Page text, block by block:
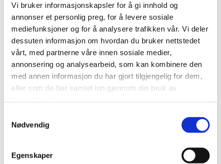
Vi bruker informasjonskapsler for å gi innhold og
annonser et personlig preg, for å levere sosiale
mediefunksjoner og for å analysere trafikken vår. Vi deler
dessuten informasjon om hvordan du bruker nettstedet
vårt, med partnerne våre innen sosiale medier,
annonsering og analysearbeid, som kan kombinere den
med annen informasjon du har gjort tilgjengelig for dem,
eller som de har samlet inn gjennom din bruk av
Nødvendig
Egenskaper
kan også imitere bol- og reirplasser som
forekommer sjeldent i urbanisert natur. Fuglekasser
etterlikner gamle hakkespetthull og naturlige hulrom
i trær som mange fugler er avhengige av, og
humlekasser etterlikner gamle musebol som er
humlenes foretrukne bolplasser. Dette finnes det lite
av naturlig i tettbygde strøk, så menneskeskapte
aktivitet som det er morsomt å følge med på.